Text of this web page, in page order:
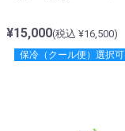
¥15,000(税込 ¥16,500)
保冷（クール便）選択可